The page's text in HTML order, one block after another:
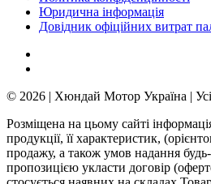
Юридична інформація
Довідник офіційних витрат
© 2026 | Хюндай Мотор Україна |
Розміщена на цьому сайті
продукції, її характеристик,
продажу, а також умов надання
пропозицією укласти договір